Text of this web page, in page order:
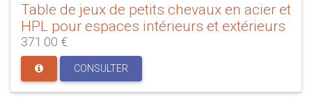
Table de jeux de petits chevaux en acier et
HPL pour espaces intérieurs et extérieurs
371.00 €
CONSULTER